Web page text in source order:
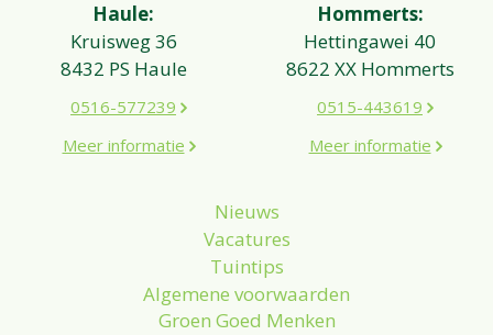
Haule:
Kruisweg 36
8432 PS Haule
0516-577239
Meer informatie
Hommerts:
Hettingawei 40
8622 XX Hommerts
0515-443619
Meer informatie
Nieuws
Vacatures
Tuintips
Algemene voorwaarden
Groen Goed Menken